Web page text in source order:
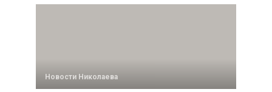
Новости Николаева